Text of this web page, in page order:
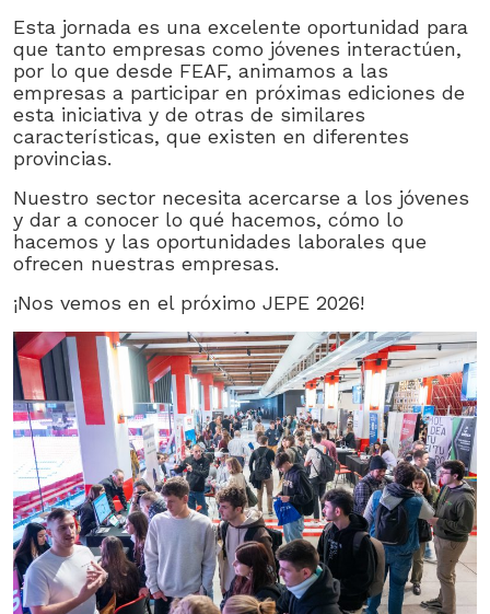
Esta jornada es una excelente oportunidad para
que tanto empresas como jóvenes interactúen,
por lo que desde FEAF, animamos a las
empresas a participar en próximas ediciones de
esta iniciativa y de otras de similares
características, que existen en diferentes
provincias.
Nuestro sector necesita acercarse a los jóvenes
y dar a conocer lo qué hacemos, cómo lo
hacemos y las oportunidades laborales que
ofrecen nuestras empresas.
¡Nos vemos en el próximo JEPE 2026!